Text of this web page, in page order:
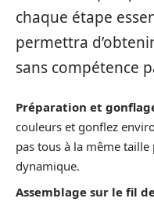
chaque étape
permettra
sans compétence
Préparation et
couleurs et gonflez
pas tous à la même
dynamique.
Assemblage sur le fil